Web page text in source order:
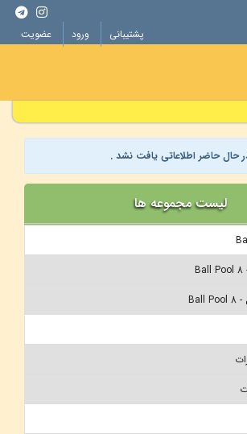
پشتیبانی ورود عضویت
حال حاضر اطلاعاتی یافت نشد .
لیست مجموعه ها